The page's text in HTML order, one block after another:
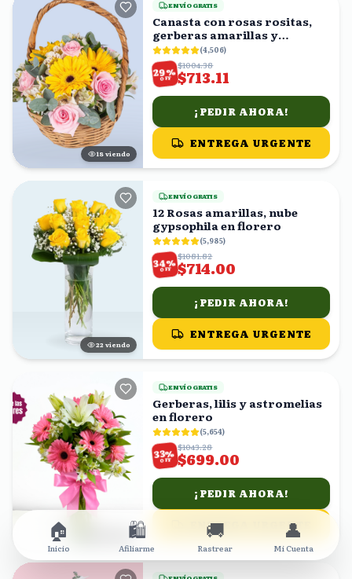
19 viendo
ENVÍO GRATIS
Canasta con rosas rositas,
gerberas amarillas y
astromelias blancas
(4,506)
29%
OFF
$1004.38
$713.11
¡PEDIR AHORA!
ENTREGA URGENTE
21 viendo
ENVÍO GRATIS
12 Rosas amarillas, nube
gypsophila en florero
(5,985)
34%
OFF
$1081.82
$714.00
¡PEDIR AHORA!
ENTREGA URGENTE
ENVÍO GRATIS
Gerberas, lilis y astromelias
en florero
(5,654)
33%
OFF
$1043.28
$699.00
¡PEDIR AHORA!
ENTREGA URGENTE
🏠
Inicio
🛍️
Afiliarme
🚚
Rastrear
👤
Mi Cuenta